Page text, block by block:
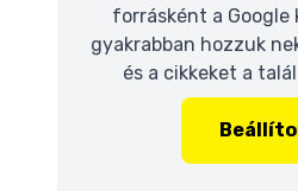
forrásként a Google
gyakrabban hozzuk
és a cikkeket a